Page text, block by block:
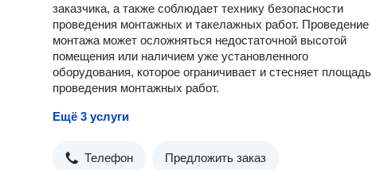
заказчика, а также соблюдает технику безопасности
проведения монтажных и такелажных работ. Проведение
монтажа может осложняться недостаточной высотой
помещения или наличием уже установленного
оборудования, которое ограничивает и стесняет площадь
проведения монтажных работ.
Ещё 3 услуги
Телефон Предложить заказ